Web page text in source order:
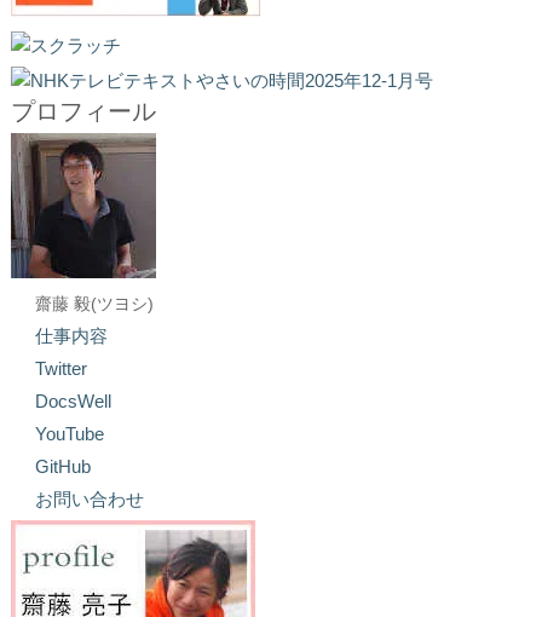
プロフィール
齋藤 毅(ツヨシ)
仕事内容
Twitter
DocsWell
YouTube
GitHub
お問い合わせ